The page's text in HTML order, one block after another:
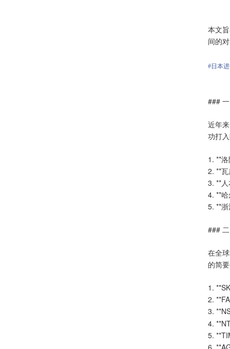
本文
间的
#日本
###
近年
功打
1. **
2. **
3. **
4. **
5. **
###
在全
的简
1.
2.
3.
4.
5.
6.